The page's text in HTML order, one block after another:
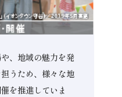
、地域の魅力を発
うため、様々な地
を推進していま